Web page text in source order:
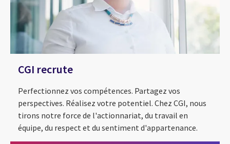
50 ans d'impact
CGI recrute
Perfectionnez vos compétences. Partagez vos
perspectives. Réalisez votre potentiel. Chez CGI, nous
tirons notre force de l'actionnariat, du travail en
équipe, du respect et du sentiment d'appartenance.